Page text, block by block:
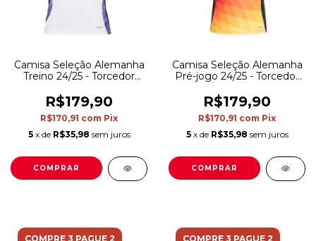
Camisa Seleção Alemanha
Treino 24/25 - Torcedor
e preta com detalhes em
roxo
R$179,90
R$170,91 com Pix
5 x de R$35,98 sem juros
COMPRAR
Camisa Seleção Alemanha
Pré-jogo 24/25 - Torcedor
com detalhes em
vermelho e amarelo
R$179,90
R$170,91 com Pix
5 x de R$35,98 sem juros
COMPRAR
COMPRE 3 PAGUE 2 COMPRE 3 PAGUE 2